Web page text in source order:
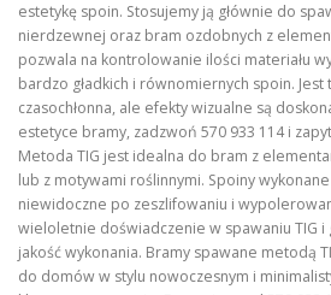
estetykę spoin. Stosujemy ją głównie do
nierdzewnej oraz bram ozdobnych z
pozwala na kontrolowanie ilości materiału
bardzo gładkich i równomiernych spoin.
czasochłonna, ale efekty wizualne są
estetyce bramy, zadzwoń 570 933 114 i
Metoda TIG jest idealna do bram z
lub z motywami roślinnymi. Spoiny
niewidoczne po zeszlifowaniu i
wieloletnie doświadczenie w spawaniu TIG i
jakość wykonania. Bramy spawane metodą
do domów w stylu nowoczesnym i